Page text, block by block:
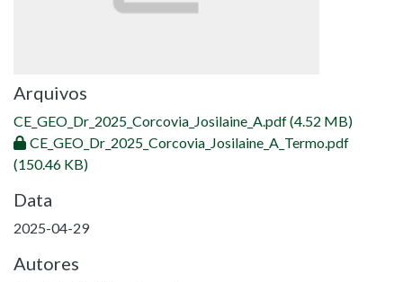
Arquivos
CE_GEO_Dr_2025_Corcovia_Josilaine_A.pdf(4.52 MB)
CE_GEO_Dr_2025_Corcovia_Josilaine_A_Termo.pdf
(150.46 KB)
Data
2025-04-29
Autores